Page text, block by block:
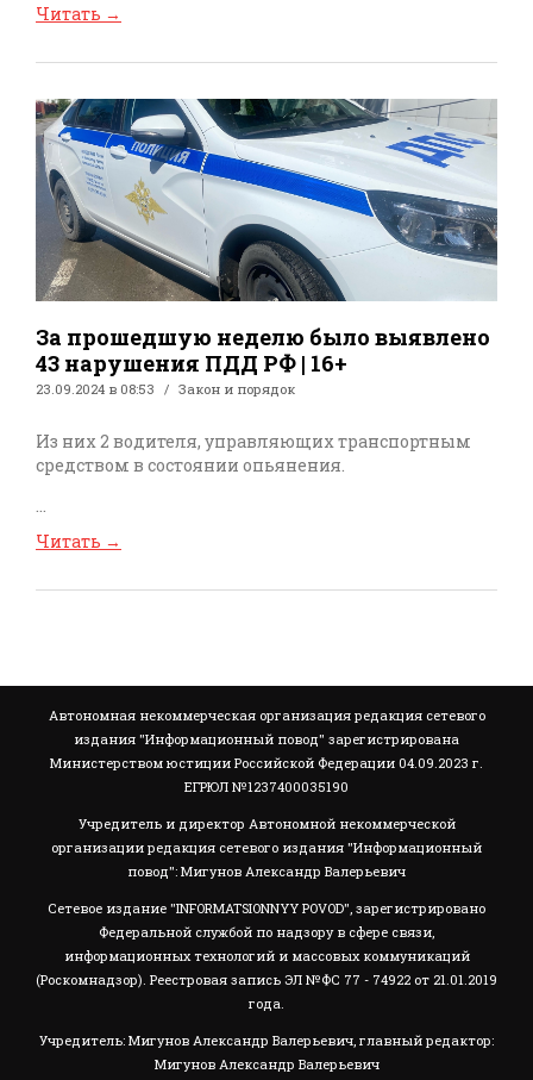
Читать →
За прошедшую неделю было выявлено
43 нарушения ПДД РФ | 16+
23.09.2024 в 08:53 Закон и порядок
Из них 2 водителя, управляющих транспортным
средством в состоянии опьянения.
...
Читать →
Автономная некоммерческая организация редакция сетевого
издания "Информационный повод" зарегистрирована
Министерством юстиции Российской Федерации 04.09.2023 г.
ЕГРЮЛ №1237400035190
Учредитель и директор Автономной некоммерческой
организации редакция сетевого издания "Информационный
повод": Мигунов Александр Валерьевич
Сетевое издание "INFORMATSIONNYY POVOD", зарегистрировано
Федеральной службой по надзору в сфере связи,
информационных технологий и массовых коммуникаций
(Роскомнадзор). Реестровая запись ЭЛ №ФС 77 - 74922 от 21.01.2019
года.
Учредитель: Мигунов Александр Валерьевич, главный редактор:
Мигунов Александр Валерьевич